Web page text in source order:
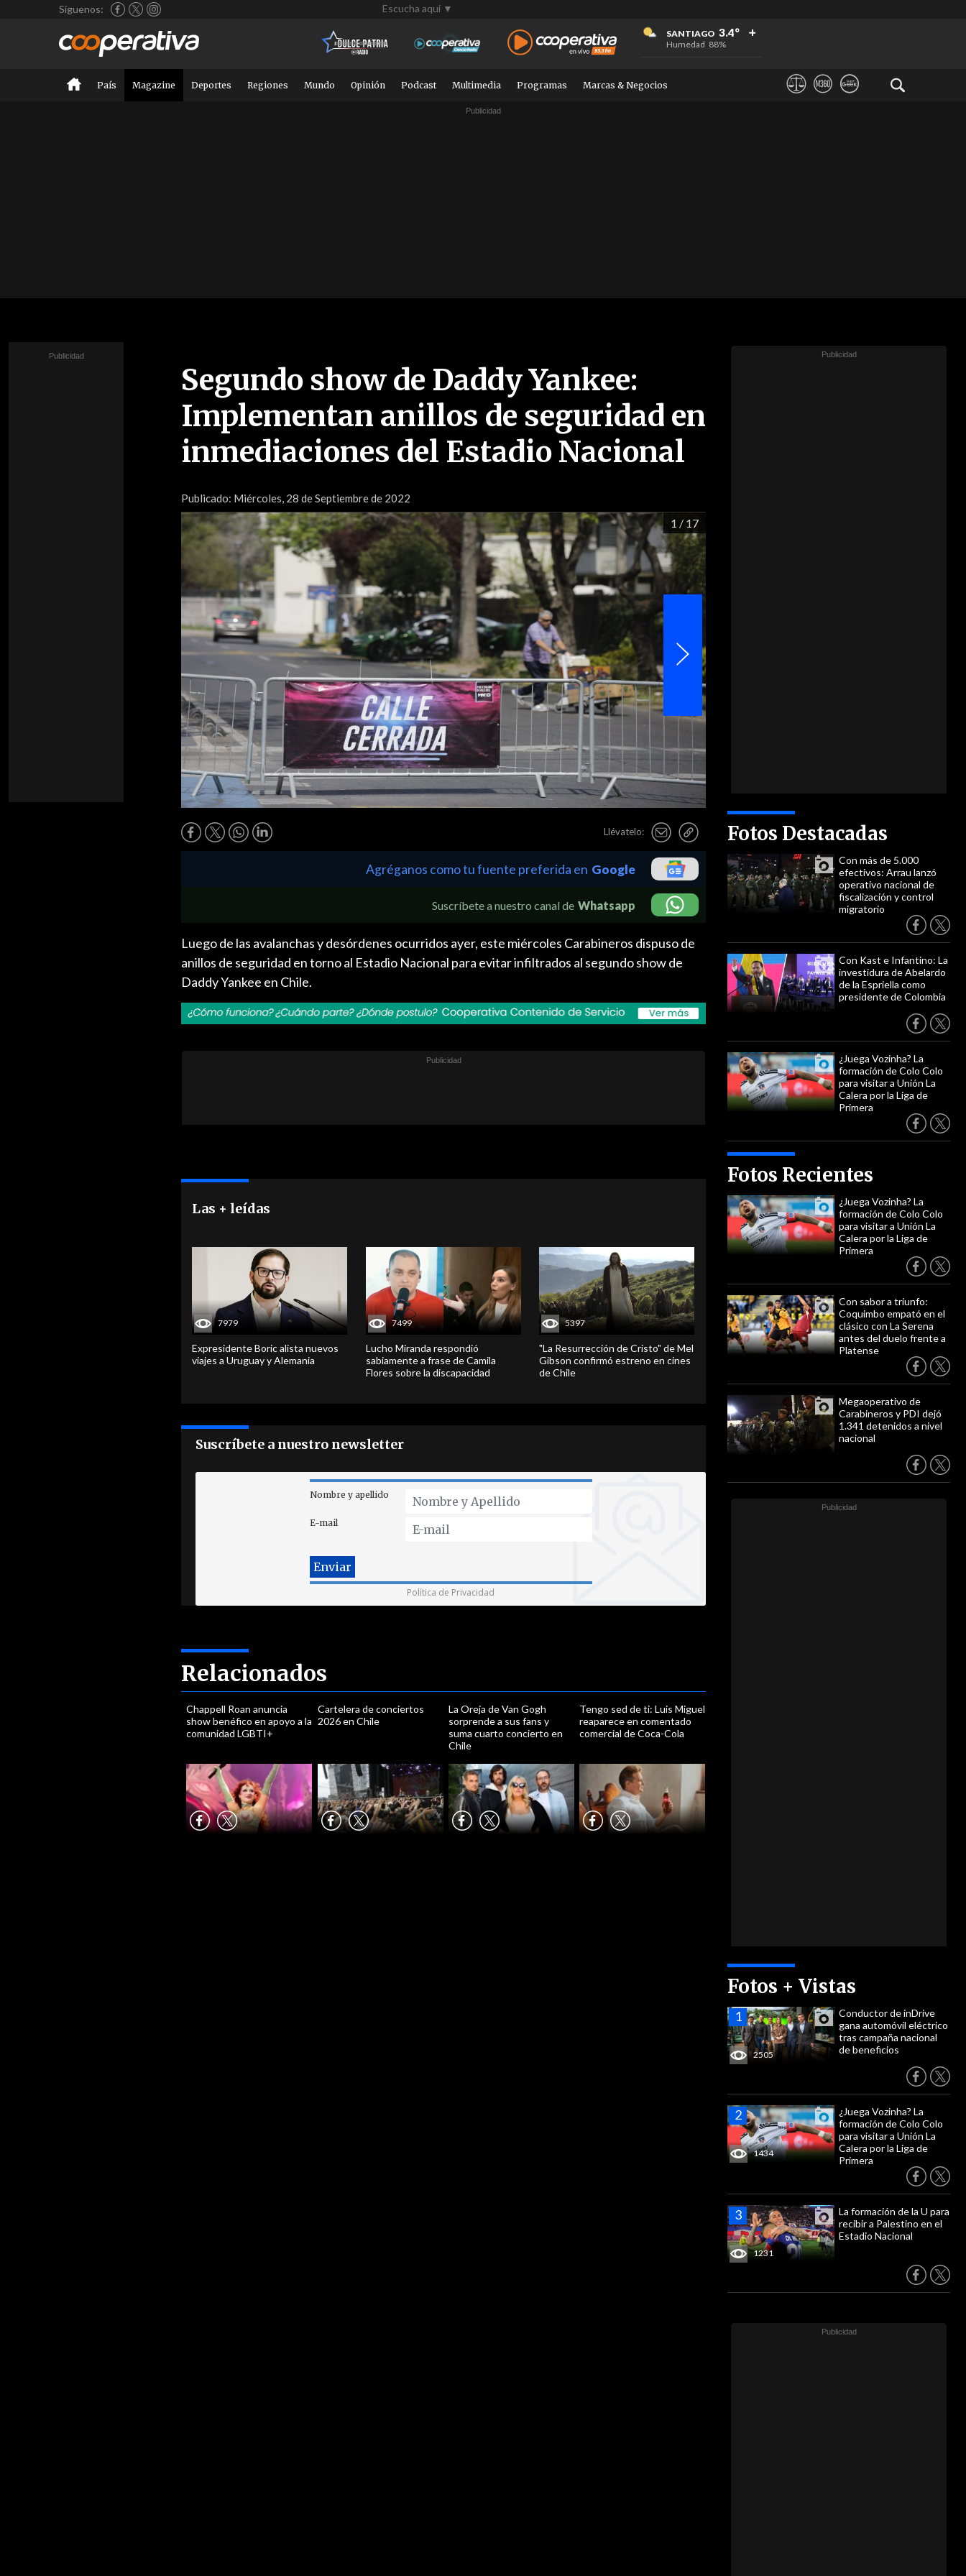
Síguenos: Escucha aquí ▼
SANTIAGO 3.4°
Humedad 88%
+
+
+
País Magazine Deportes Regiones Mundo Opinión Podcast Multimedia Programas Marcas & Negocios
Segundo show de Daddy Yankee:
Implementan anillos de seguridad en
inmediaciones del Estadio Nacional
Publicado: Miércoles, 28 de Septiembre de 2022
1 / 17
Llévatelo: Fotos Destacadas
Con más de 5.000
efectivos: Arrau lanzó
operativo nacional de
fiscalización y control
migratorio
Con Kast e Infantino: La
investidura de Abelardo
de la Espriella como
presidente de Colombia
¿Juega Vozinha? La
formación de Colo Colo
para visitar a Unión La
Calera por la Liga de
Primera
Fotos Recientes
¿Juega Vozinha? La
formación de Colo Colo
para visitar a Unión La
Calera por la Liga de
Primera
Con sabor a triunfo:
Coquimbo empató en el
clásico con La Serena
antes del duelo frente a
Platense
Megaoperativo de
Carabineros y PDI dejó
1.341 detenidos a nivel
nacional
Fotos + Vistas
2505
Conductor de inDrive
gana automóvil eléctrico
tras campaña nacional
de beneficios
1434
¿Juega Vozinha? La
formación de Colo Colo
para visitar a Unión La
Calera por la Liga de
Primera
1231
La formación de la U para
recibir a Palestino en el
Estadio Nacional
Agréganos como tu fuente preferida en Google
Suscríbete a nuestro canal de Whatsapp
Luego de las avalanchas y desórdenes ocurridos ayer, este miércoles Carabineros dispuso de
anillos de seguridad en torno al Estadio Nacional para evitar infiltrados al segundo show de
Daddy Yankee en Chile.
Las + leídas
7979
Expresidente Boric alista nuevos
viajes a Uruguay y Alemania
7499
Lucho Miranda respondió
sabiamente a frase de Camila
Flores sobre la discapacidad
5397
"La Resurrección de Cristo" de Mel
Gibson confirmó estreno en cines
de Chile
Suscríbete a nuestro newsletter
Nombre y apellido
E-mail
Política de Privacidad
Relacionados
Chappell Roan anuncia
show benéfico en apoyo a la
comunidad LGBTI+
Cartelera de conciertos
2026 en Chile
La Oreja de Van Gogh
sorprende a sus fans y
suma cuarto concierto en
Chile
Tengo sed de ti: Luis Miguel
reaparece en comentado
comercial de Coca-Cola